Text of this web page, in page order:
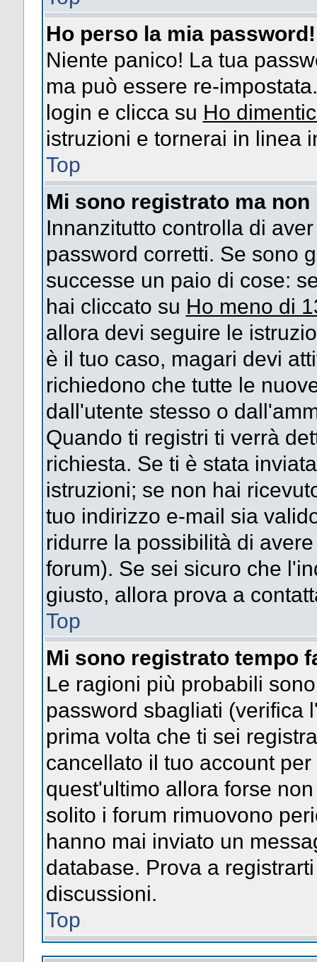
Ho perso la mia password!
Niente panico! La tua
ma può essere re-
login e clicca su Ho
istruzioni e tornerai in linea
Top
Mi sono registrato ma
Innanzitutto controlla di
password corretti. Se sono
successe un paio di cose:
hai cliccato su Ho meno di
allora devi seguire le
è il tuo caso, magari devi
richiedono che tutte le
dall'utente stesso o
Quando ti registri ti verrà
richiesta. Se ti è stata
istruzioni; se non hai
tuo indirizzo e-mail sia
ridurre la possibilità di
forum). Se sei sicuro che
giusto, allora prova a
Top
Mi sono registrato tempo
Le ragioni più probabili
password sbagliati (verifica
prima volta che ti sei
cancellato il tuo account
quest'ultimo allora forse
solito i forum rimuovono
hanno mai inviato un
database. Prova a
discussioni.
Top